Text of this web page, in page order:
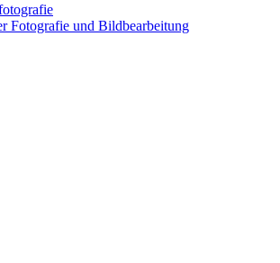
Fotografie und Bildbearbeitung